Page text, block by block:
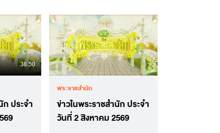
38.50
ก ประจำ
พระราชสำนัก
ข่าวในพระราชสำนัก ประจำ
วันที่ 2 สิงหาคม 2569